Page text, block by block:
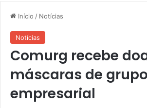
Início / Notícias
Notícias
Comurg recebe
máscaras de grupo
empresarial